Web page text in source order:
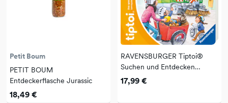
Petit Boum
PETIT BOUM
Entdeckerflasche Jurassic
18,49 €
RAVENSBURGER Tiptoi®
Suchen und Entdecken
Fahrzeuge
17,99 €